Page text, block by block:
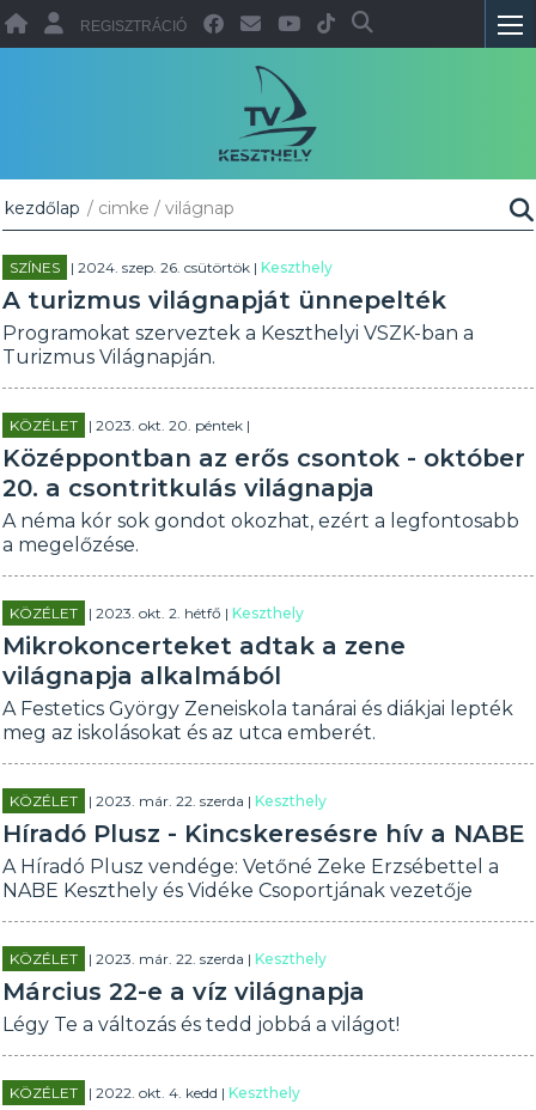
REGISZTRÁCIÓ
kezdőlap / cimke / világnap
SZÍNES | 2024. szep. 26. csütörtök |Keszthely
A turizmus világnapját ünnepelték
Programokat szerveztek a Keszthelyi VSZK-ban a
Turizmus Világnapján.
KÖZÉLET | 2023. okt. 20. péntek |
Középpontban az erős csontok - október
20. a csontritkulás világnapja
A néma kór sok gondot okozhat, ezért a legfontosabb
a megelőzése.
KÖZÉLET | 2023. okt. 2. hétfő |Keszthely
Mikrokoncerteket adtak a zene
világnapja alkalmából
A Festetics György Zeneiskola tanárai és diákjai lepték
meg az iskolásokat és az utca emberét.
KÖZÉLET | 2023. már. 22. szerda |Keszthely
Híradó Plusz - Kincskeresésre hív a NABE
A Híradó Plusz vendége: Vetőné Zeke Erzsébettel a
NABE Keszthely és Vidéke Csoportjának vezetője
KÖZÉLET | 2023. már. 22. szerda |Keszthely
Március 22-e a víz világnapja
Légy Te a változás és tedd jobbá a világot!
KÖZÉLET | 2022. okt. 4. kedd |Keszthely